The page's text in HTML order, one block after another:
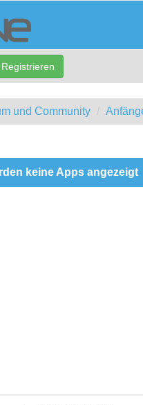
Registrieren
und Community
keine Apps angezeigt